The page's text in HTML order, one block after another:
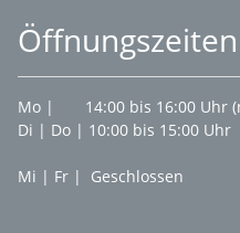
Öffnungszeiten
Mo | 14:00 bis 16:00 Uhr
Di | Do | 10:00 bis 15:00 Uhr
Mi | Fr | Geschlossen